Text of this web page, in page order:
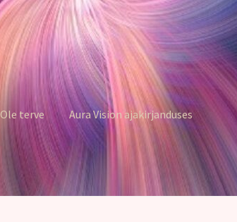
Ole terve Aura Vision ajakirjanduses